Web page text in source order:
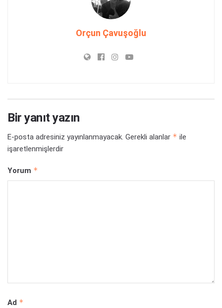
Orçun Çavuşoğlu
Bir yanıt yazın
E-posta adresiniz yayınlanmayacak. Gerekli alanlar * ile
işaretlenmişlerdir
Yorum *
Ad *